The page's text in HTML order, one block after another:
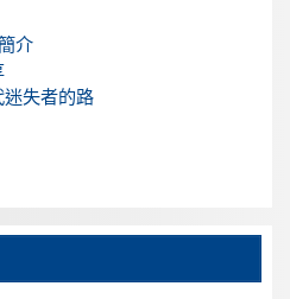
介
失者的路